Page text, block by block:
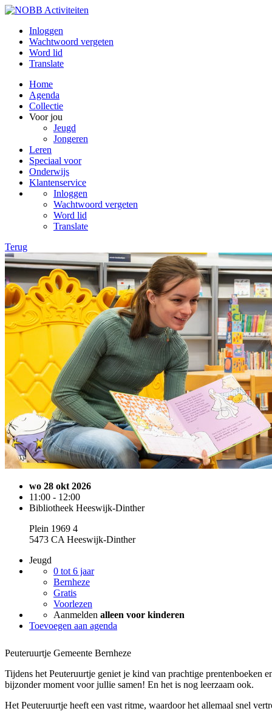
Inloggen
Wachtwoord vergeten
Word lid
Translate
Home
Agenda
Collectie
Voor jou
Jeugd
Jongeren
Leren
Speciaal voor
Onderwijs
Klantenservice
Inloggen
Wachtwoord vergeten
Word lid
Translate
Terug
wo 28 okt 2026
11:00 - 12:00
Bibliotheek Heeswijk-Dinther
Plein 1969 4
5473 CA Heeswijk-Dinther
Jeugd
0 tot 6 jaar
Bernheze
Gratis
Voorlezen
Aanmelden alleen voor kinderen
Toevoegen aan agenda
Peuteruurtje Gemeente Bernheze
Tijdens het Peuteruurtje geniet je kind van prachtige prentenboeken
bijzonder moment voor jullie samen! En het is nog leerzaam ook.
Het Peuteruurtje heeft een vast ritme, waardoor het allemaal snel